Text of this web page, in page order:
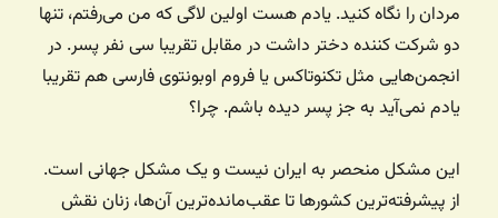
مردان را نگاه کنید. یادم هست اولین لاگی که من می‌رفتم، تنها
دو شرکت کننده دختر داشت در مقابل تقریبا سی نفر پسر. در
انجمن‌هایی مثل تکنوتاکس یا فروم اوبونتوی فارسی هم تقریبا
یادم نمی‌آید به جز پسر دیده باشم. چرا؟
این مشکل منحصر به ایران نیست و یک مشکل جهانی است.
از پیشرفته‌ترین کشورها تا عقب‌مانده‌ترین آن‌ها، زنان نقش